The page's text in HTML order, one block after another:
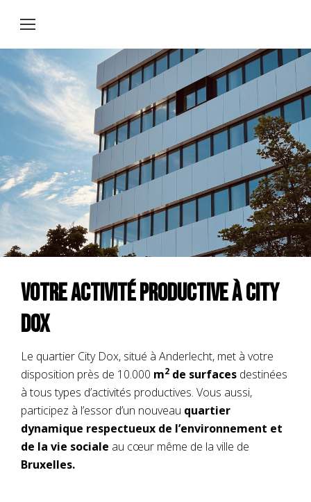
Votre activité productive à City
Dox
Le quartier City Dox, situé à Anderlecht, met à votre
disposition près de 10.000 m2 de surfaces destinées
à tous types d’activités productives. Vous aussi,
participez à l’essor d’un nouveau quartier
dynamique respectueux de l’environnement et
de la vie sociale au cœur même de la ville de
Bruxelles.